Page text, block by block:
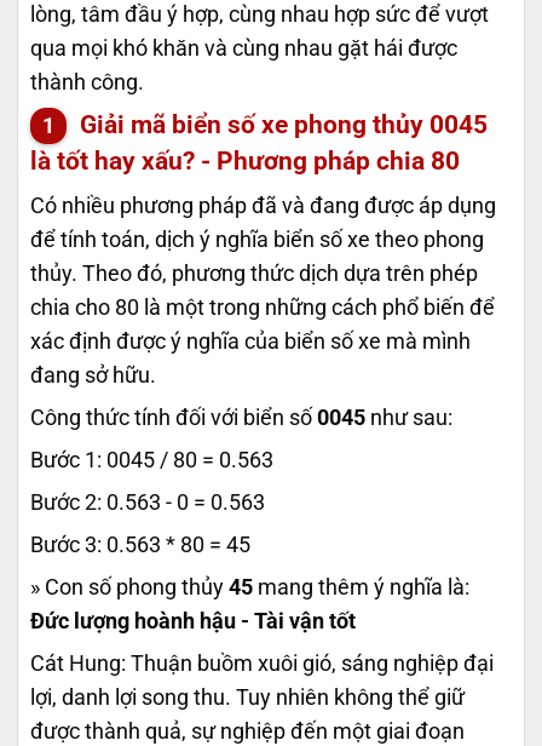
lòng, tâm đầu ý hợp, cùng nhau hợp sức để vượt
qua mọi khó khăn và cùng nhau gặt hái được
thành công.
Giải mã biển số xe phong thủy 0045
là tốt hay xấu? - Phương pháp chia 80
Có nhiều phương pháp đã và đang được áp dụng
để tính toán, dịch ý nghĩa biển số xe theo phong
thủy. Theo đó, phương thức dịch dựa trên phép
chia cho 80 là một trong những cách phổ biến để
xác định được ý nghĩa của biển số xe mà mình
đang sở hữu.
Công thức tính đối với biển số 0045 như sau:
Bước 1: 0045 / 80 = 0.563
Bước 2: 0.563 - 0 = 0.563
Bước 3: 0.563 * 80 = 45
» Con số phong thủy 45 mang thêm ý nghĩa là:
Đức lượng hoành hậu - Tài vận tốt
Cát Hung: Thuận buồm xuôi gió, sáng nghiệp đại
lợi, danh lợi song thu. Tuy nhiên không thể giữ
được thành quả, sự nghiệp đến một giai đoạn